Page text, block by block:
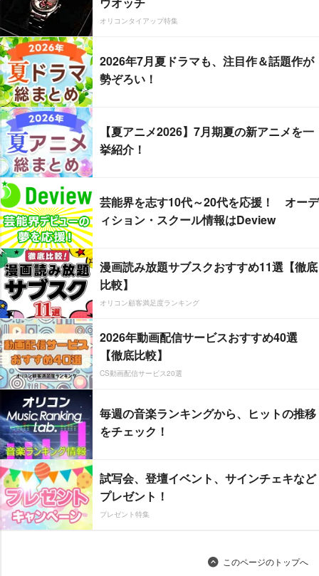
オリコンタイアップ特集
2026年7月夏ドラマも、注目作＆話題作が
勢ぞろい！
【夏アニメ2026】7月期夏の新アニメを一
挙紹介！
芸能界を志す10代～20代を応援！ オーデ
ィション・スクール情報はDeview
漫画読み放題サブスクおすすめ11選【徹底
比較】
オリコン顧客満足度ランキング
2026年動画配信サービスおすすめ40選
【徹底比較】
CS動画配信サービス20選
毎週の音楽ランキングから、ヒットの推移
をチェック！
試写会、登壇イベント、サインチェキなど
プレゼント！
プレゼント特集
このページのトップへ